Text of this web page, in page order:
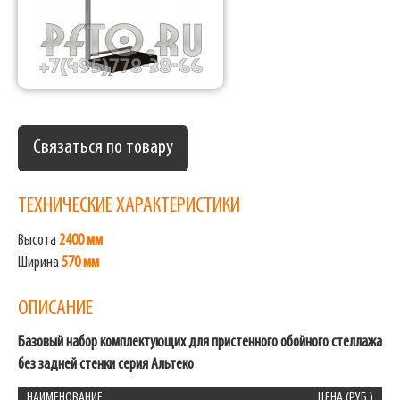
Связаться по товару
ТЕХНИЧЕСКИЕ ХАРАКТЕРИСТИКИ
Высота 2400 мм
Ширина570 мм
ОПИСАНИЕ
Базовый набор комплектующих для пристенного обойного стеллажа
без задней стенки серия Альтеко